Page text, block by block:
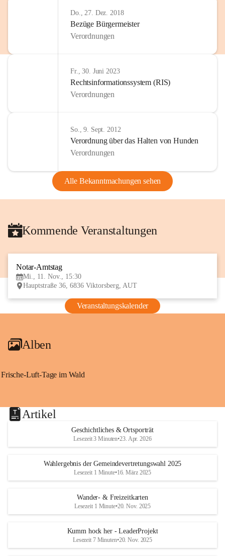
Do., 27. Dez. 2018
Bezüge Bürgermeister
Verordnungen
Fr., 30. Juni 2023
Rechtsinformationssystem (RIS)
Verordnungen
So., 9. Sept. 2012
Verordnung über das Halten von Hunden
Verordnungen
Alle Bekanntmachungen sehen
Kommende Veranstaltungen
Notar-Amtstag
Mi., 11. Nov., 15:30
Hauptstraße 36, 6836 Viktorsberg, AUT
Veranstaltungskalender
Alben
Frische-Luft-Tage im Wald
Artikel
Geschichtliches & Ortsporträt
Lesezeit 3 Minuten•23. Apr. 2026
Wahlergebnis der Gemeindevertretungswahl 2025
Lesezeit 1 Minute•16. März 2025
Wander- & Freizeitkarten
Lesezeit 1 Minute•20. Nov. 2025
Kumm hock her - LeaderProjekt
Lesezeit 7 Minuten•20. Nov. 2025